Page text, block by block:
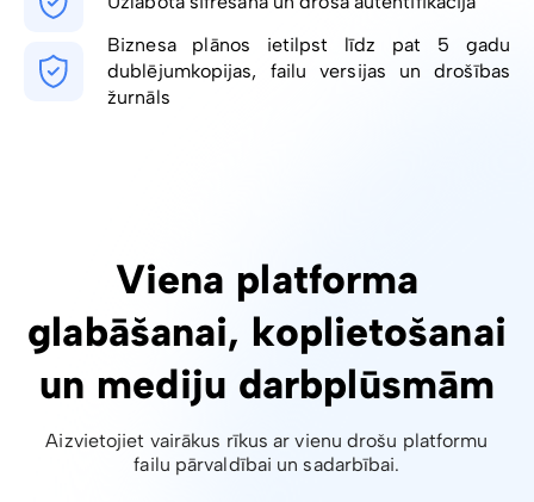
Biznesa plānos ietilpst līdz pat 5 gadu
dublējumkopijas, failu versijas un drošības
žurnāls
Viena platforma
glabāšanai, koplietošanai
un mediju darbplūsmām
Aizvietojiet vairākus rīkus ar vienu drošu platformu
failu pārvaldībai un sadarbībai.